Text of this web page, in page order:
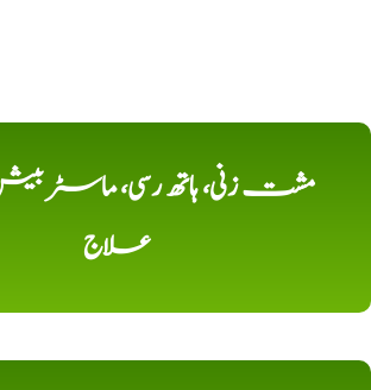
مشت زنی، ہاتھ رسی، ماسٹر بیشن
علاج